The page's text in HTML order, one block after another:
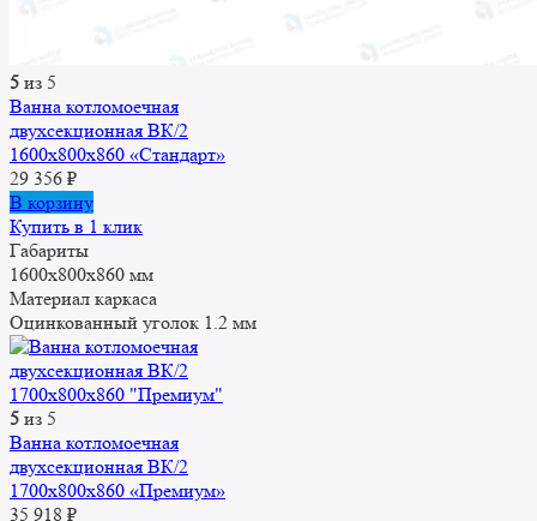
5 из 5
Ванна котломоечная
двухсекционная ВК/2
1600x800x860 «Стандарт»
29 356 ₽
В корзину
Купить в 1 клик
Габариты
1600x800x860 мм
Материал каркаса
Оцинкованный уголок 1.2 мм
5 из 5
Ванна котломоечная
двухсекционная ВК/2
1700x800x860 «Премиум»
35 918 ₽